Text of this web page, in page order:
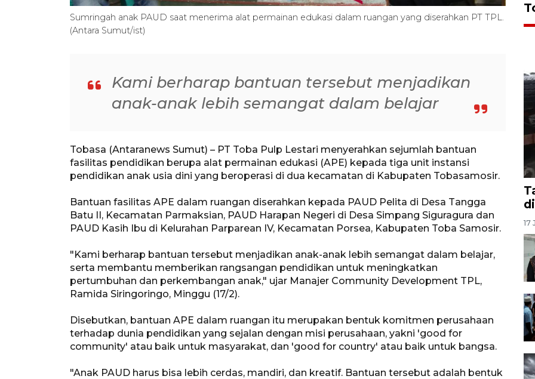
Sumringah anak PAUD saat menerima alat permainan edukasi dalam ruangan yang diserahkan PT TPL.
(Antara Sumut/ist)
Kami berharap bantuan tersebut menjadikan
anak-anak lebih semangat dalam belajar
Tobasa (Antaranews Sumut) – PT Toba Pulp Lestari menyerahkan sejumlah bantuan
fasilitas pendidikan berupa alat permainan edukasi (APE) kepada tiga unit instansi
pendidikan anak usia dini yang beroperasi di dua kecamatan di Kabupaten Tobasamosir.
Bantuan fasilitas APE dalam ruangan diserahkan kepada PAUD Pelita di Desa Tangga
Batu II, Kecamatan Parmaksian, PAUD Harapan Negeri di Desa Simpang Siguragura dan
PAUD Kasih Ibu di Kelurahan Parparean IV, Kecamatan Porsea, Kabupaten Toba Samosir.
"Kami berharap bantuan tersebut menjadikan anak-anak lebih semangat dalam belajar,
serta membantu memberikan rangsangan pendidikan untuk meningkatkan
pertumbuhan dan perkembangan anak," ujar Manajer Community Development TPL,
Ramida Siringoringo, Minggu (17/2).
Disebutkan, bantuan APE dalam ruangan itu merupakan bentuk komitmen perusahaan
terhadap dunia pendidikan yang sejalan dengan misi perusahaan, yakni 'good for
community' atau baik untuk masyarakat, dan 'good for country' atau baik untuk bangsa.
"Anak PAUD harus bisa lebih cerdas, mandiri, dan kreatif. Bantuan tersebut adalah bentuk
17